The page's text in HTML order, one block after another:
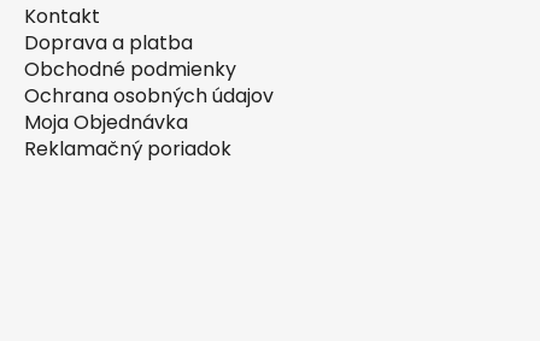
Kontakt
Doprava a platba
Obchodné podmienky
Ochrana osobných údajov
Moja Objednávka
Reklamačný poriadok